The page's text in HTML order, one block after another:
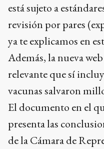
está sujeto a
revisión por pares
ya te explicamos en
Además, la nueva
relevante que sí
vacunas salvaron
El documento en el
presenta las
de la Cámara de